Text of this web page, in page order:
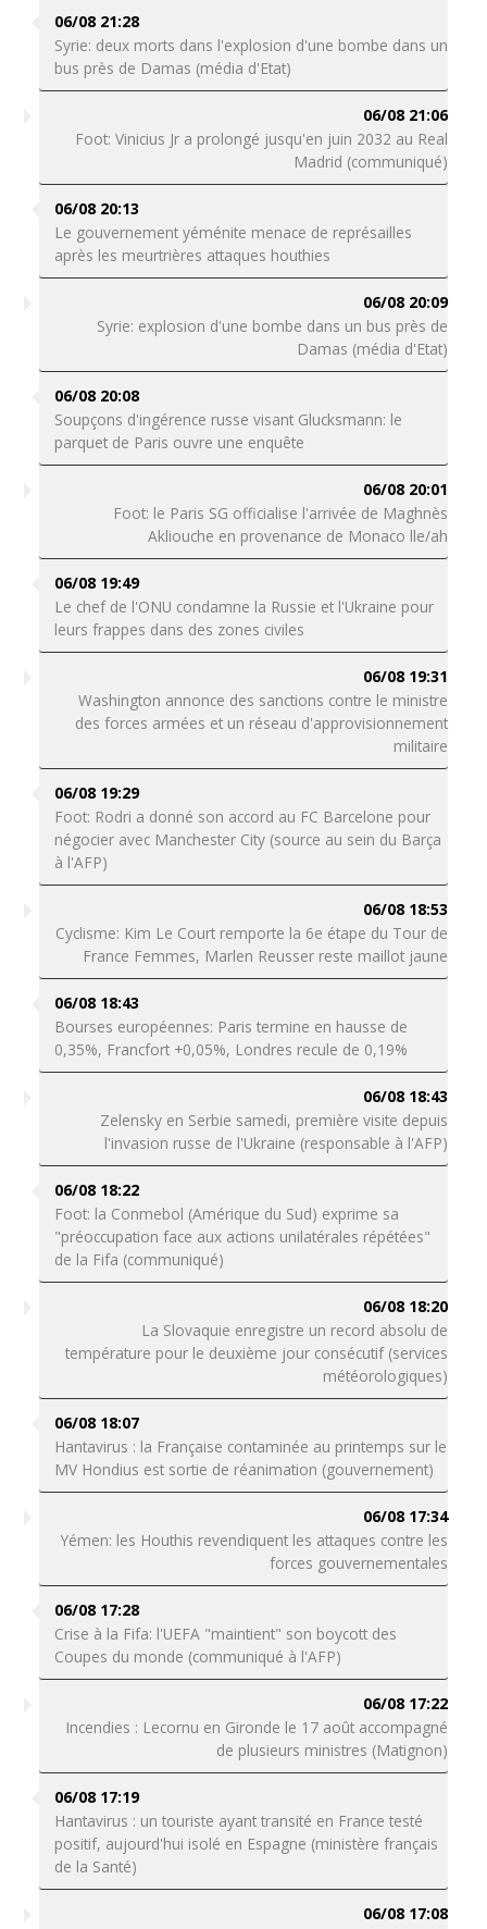
06/08 21:28
Syrie: deux morts dans l'explosion d'une bombe dans un
bus près de Damas (média d'Etat)
06/08 21:06
Foot: Vinicius Jr a prolongé jusqu'en juin 2032 au Real
Madrid (communiqué)
06/08 20:13
Le gouvernement yéménite menace de représailles
après les meurtrières attaques houthies
06/08 20:09
Syrie: explosion d'une bombe dans un bus près de
Damas (média d'Etat)
06/08 20:08
Soupçons d'ingérence russe visant Glucksmann: le
parquet de Paris ouvre une enquête
06/08 20:01
Foot: le Paris SG officialise l'arrivée de Maghnès
Akliouche en provenance de Monaco lle/ah
06/08 19:49
Le chef de l'ONU condamne la Russie et l'Ukraine pour
leurs frappes dans des zones civiles
06/08 19:31
Washington annonce des sanctions contre le ministre
des forces armées et un réseau d'approvisionnement
militaire
06/08 19:29
Foot: Rodri a donné son accord au FC Barcelone pour
négocier avec Manchester City (source au sein du Barça
à l'AFP)
06/08 18:53
Cyclisme: Kim Le Court remporte la 6e étape du Tour de
France Femmes, Marlen Reusser reste maillot jaune
06/08 18:43
Bourses européennes: Paris termine en hausse de
0,35%, Francfort +0,05%, Londres recule de 0,19%
06/08 18:43
Zelensky en Serbie samedi, première visite depuis
l'invasion russe de l'Ukraine (responsable à l'AFP)
06/08 18:22
Foot: la Conmebol (Amérique du Sud) exprime sa
"préoccupation face aux actions unilatérales répétées"
de la Fifa (communiqué)
06/08 18:20
La Slovaquie enregistre un record absolu de
température pour le deuxième jour consécutif (services
météorologiques)
06/08 18:07
Hantavirus : la Française contaminée au printemps sur le
MV Hondius est sortie de réanimation (gouvernement)
06/08 17:34
Yémen: les Houthis revendiquent les attaques contre les
forces gouvernementales
06/08 17:28
Crise à la Fifa: l'UEFA "maintient" son boycott des
Coupes du monde (communiqué à l'AFP)
06/08 17:22
Incendies : Lecornu en Gironde le 17 août accompagné
de plusieurs ministres (Matignon)
06/08 17:19
Hantavirus : un touriste ayant transité en France testé
positif, aujourd'hui isolé en Espagne (ministère français
de la Santé)
06/08 17:08